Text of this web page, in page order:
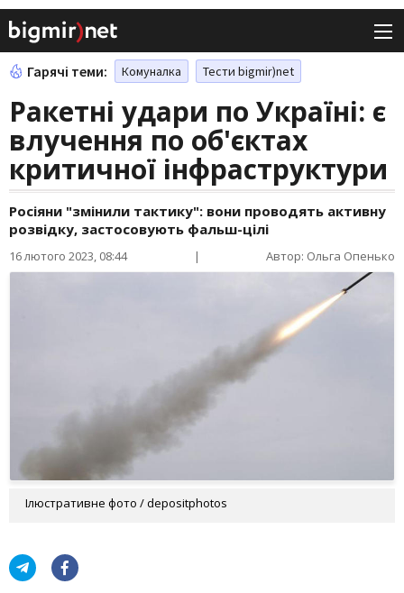
Гарячі теми: Комуналка Тести bigmir)net
Ракетні удари по Україні: є
влучення по об'єктах
критичної інфраструктури
Росіяни "змінили тактику": вони проводять активну
розвідку, застосовують фальш-цілі
16 лютого 2023, 08:44 | Автор: Ольга Опенько
Ілюстративне фото / depositphotos